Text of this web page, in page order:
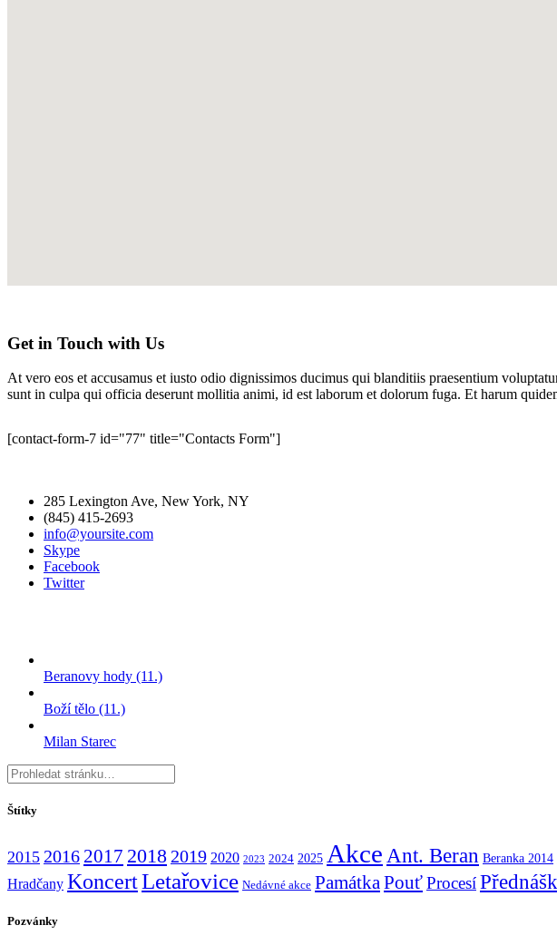
Get in Touch with Us
At vero eos et accusamus et iusto odio dignissimos ducimus qui blanditiis praesentium
sunt in culpa qui officia deserunt mollitia animi, id est laborum et dolorum fuga. Et harum
[contact-form-7 id="77" title="Contacts Form"]
285 Lexington Ave, New York, NY
(845) 415-2693
info@yoursite.com
Skype
Facebook
Twitter
Beranovy hody (11.)
Boží tělo (11.)
Milan Starec
Štítky
2015 2016 2017 2018 2019 2020 2023 2024 2025 Akce Ant. Beran Beranka 2014
Hradčany KoncertLetařovice Nedávné akce Památka PouťProcesí
Pozvánky